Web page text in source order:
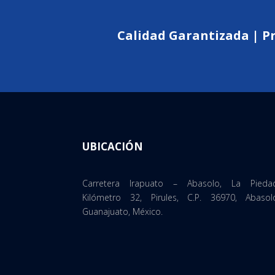
Calidad Garantizada |
UBICACIÓN
Carretera Irapuato – Abasolo, La
Kilómetro 32, Pirules, C.P. 36970,
Guanajuato, México.